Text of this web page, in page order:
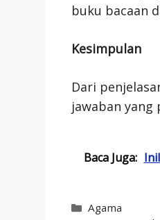
buku bacaan
Kesimpulan
Dari
jawaban yang
Baca Juga:
Categories
Agama